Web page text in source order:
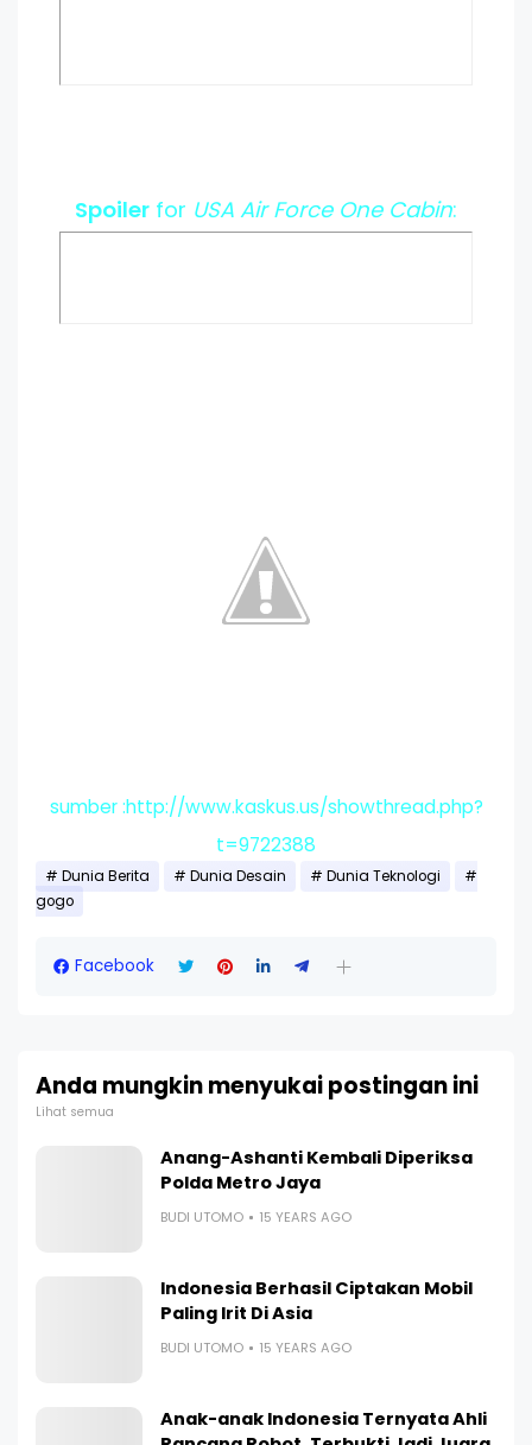
Spoiler for USA Air Force One Cabin:
sumber :http://www.kaskus.us/showthread.php?
t=9722388
Dunia Berita Dunia Desain
Dunia Teknologi
gogo
Facebook
Anda mungkin menyukai postingan ini
Lihat semua
Anang-Ashanti Kembali Diperiksa
Polda Metro Jaya
BUDI UTOMO 15 YEARS AGO
Indonesia Berhasil Ciptakan Mobil
Paling Irit Di Asia
BUDI UTOMO 15 YEARS AGO
Anak-anak Indonesia Ternyata Ahli